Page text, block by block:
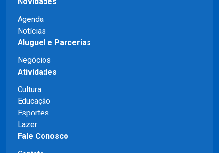
Novidades
Agenda
Notícias
Aluguel e Parcerias
Negócios
Atividades
Cultura
Educação
Esportes
Lazer
Fale Conosco